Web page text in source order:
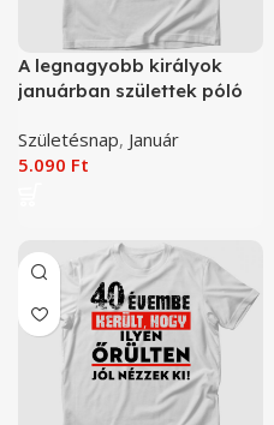
A legnagyobb királyok
januárban születtek póló
Születésnap, Január
5.090 Ft